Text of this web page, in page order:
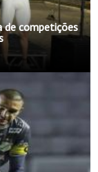
de competições